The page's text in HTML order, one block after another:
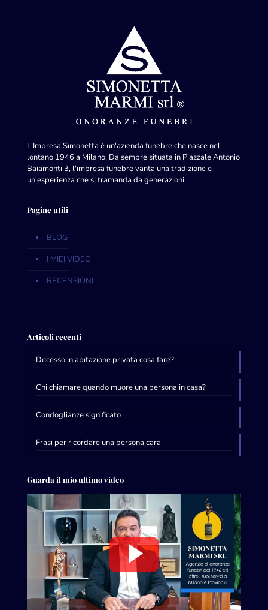
L'Impresa Simonetta è un'azienda funebre che nasce nel
lontano 1946 a Milano. Da sempre situata in Piazzale Antonio
Baiamonti 3, l'impresa funebre vanta una tradizione e
un'esperienza che si tramanda da generazioni.
Pagine utili
BLOG
I MIEI VIDEO
RECENSIONI
Articoli recenti
Decesso in abitazione privata cosa fare?
Chi chiamare quando muore una persona in casa?
Condoglianze significato
Frasi per ricordare una persona cara
Guarda il mio ultimo video